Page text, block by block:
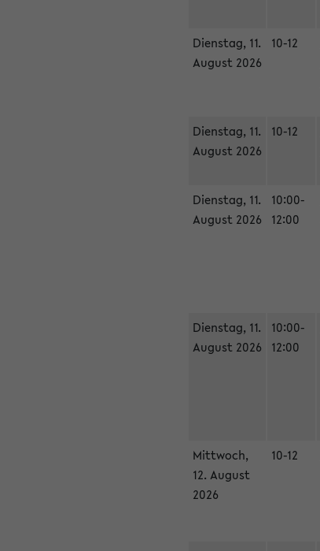
Dienstag, 11.
August 2026
10-12
Dienstag, 11.
August 2026
10-12
Dienstag, 11.
August 2026
10:00-
12:00
Dienstag, 11.
August 2026
10:00-
12:00
Mittwoch,
12. August
2026
10-12